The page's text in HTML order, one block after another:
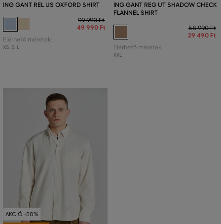
ING GANT REL US OXFORD SHIRT
99 990 Ft
49 990 Ft
Elérhető méretek:
XS, S, L
ING GANT REG UT SHADOW CHECK
FLANNEL SHIRT
58 990 Ft
29 490 Ft
Elérhető méretek:
XXL
AKCIÓ -50%